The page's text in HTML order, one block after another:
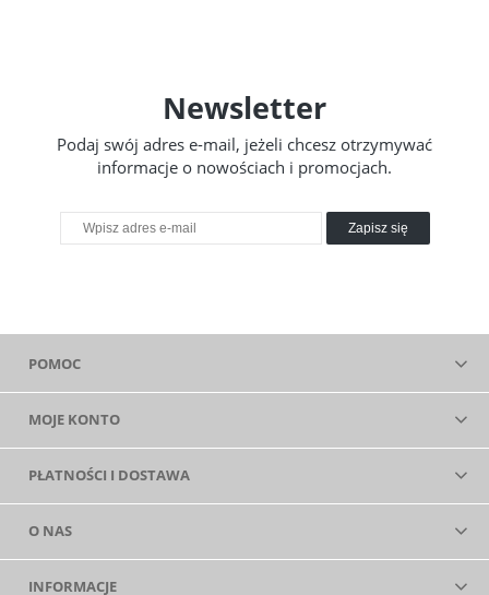
Newsletter
Podaj swój adres e-mail, jeżeli chcesz otrzymywać
informacje o nowościach i promocjach.
Zapisz się
POMOC
MOJE KONTO
PŁATNOŚCI I DOSTAWA
O NAS
INFORMACJE